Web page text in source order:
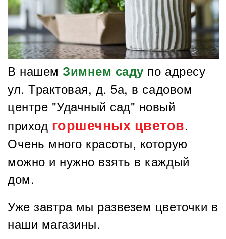
В нашемЗимнем саду по адресу
ул. Трактовая, д. 5а, в садовом
центре "Удачный сад" новый
приход горшечных цветов.
Очень много красоты, которую
можно и нужно взять в каждый
дом.
Уже завтра мы развезем цветочки в
наши магазины.